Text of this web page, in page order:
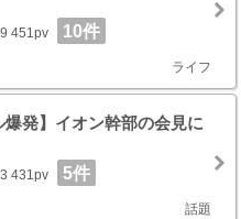
451pv 10件
ライフ
発】イオン幹部の会見に
431pv 5件
話題